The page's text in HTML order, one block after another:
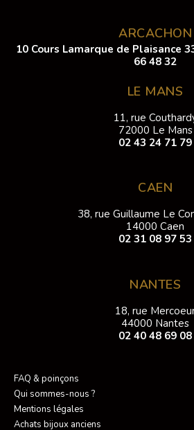
ARCACHON
10 Cours Lamarque de Plaisance
66 48 32
LE MANS
11, rue
72000 Le Mans
02 43 24 71 79
CAEN
38, rue Guillaume Le
14000 Caen
02 31 08 97 53
NANTES
18, rue
44000 Nantes
02 40 48 69 08
FAQ & poinçons
Qui sommes-nous ?
Mentions légales
Achats bijoux anciens